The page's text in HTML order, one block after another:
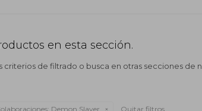
en esta sección.
de filtrado o busca en otras secciones de
Demon Slayer Quitar filtros